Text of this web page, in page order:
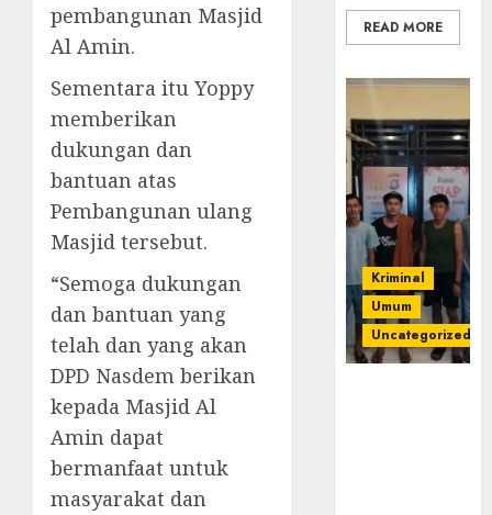
pembangunan Masjid
Al Amin.
Sementara itu Yoppy
memberikan
dukungan dan
bantuan atas
Pembangunan ulang
Masjid tersebut.
“Semoga dukungan
dan bantuan yang
telah dan yang akan
DPD Nasdem berikan
kepada Masjid Al
Amin dapat
bermanfaat untuk
masyarakat dan
READ MORE
Kriminal
Umum
Uncategorized